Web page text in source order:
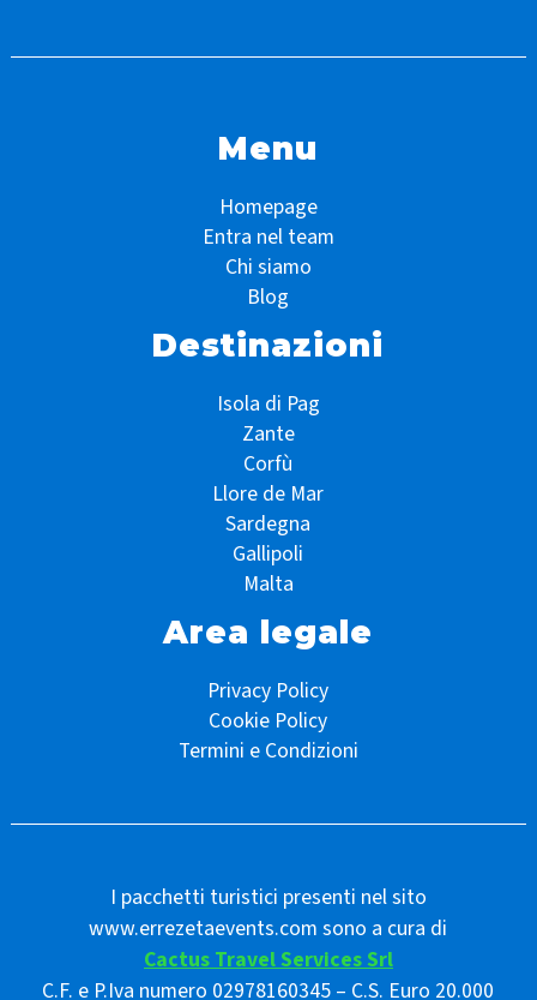
Menu
Homepage
Entra nel team
Chi siamo
Blog
Destinazioni
Isola di Pag
Zante
Corfù
Llore de Mar
Sardegna
Gallipoli
Malta
Area legale
Privacy Policy
Cookie Policy
Termini e Condizioni
I pacchetti turistici presenti nel sito
www.errezetaevents.com sono a cura di
Cactus Travel Services Srl
C.F. e P.Iva numero 02978160345 – C.S. Euro 20.000